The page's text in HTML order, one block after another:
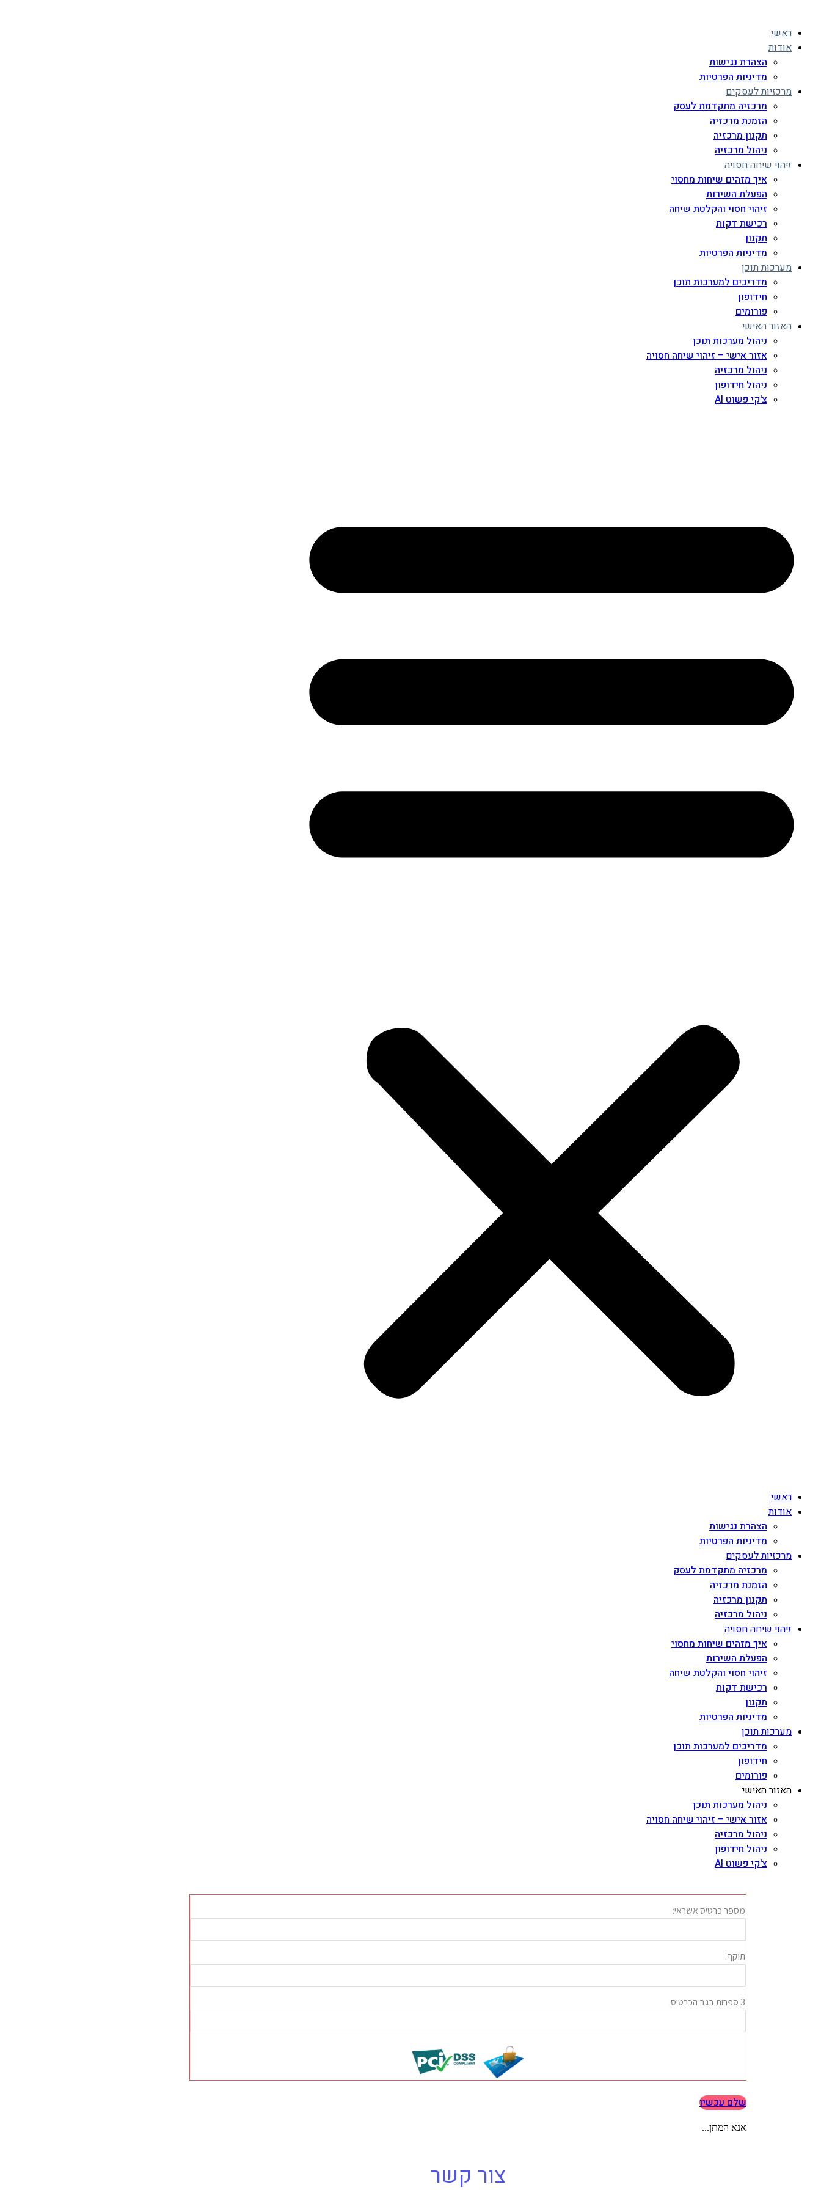
ראשי
אודות
הצהרת נגישות
מדיניות הפרטיות
מרכזיות לעסקים
מרכזיה מתקדמת לעסק
הזמנת מרכזיה
תקנון מרכזיה
ניהול מרכזיה
זיהוי שיחה חסויה
איך מזהים שיחות מחסוי
הפעלת השירות
זיהוי חסוי והקלטת שיחה
רכישת דקות
תקנון
מדיניות הפרטיות
מערכות תוכן
מדריכים למערכות תוכן
חידופון
פורומים
האזור האישי
ניהול מערכות תוכן
אזור אישי – זיהוי שיחה חסויה
ניהול מרכזיה
ניהול חידופון
צ'קי פשוט AI
ראשי
אודות
הצהרת נגישות
מדיניות הפרטיות
מרכזיות לעסקים
מרכזיה מתקדמת לעסק
הזמנת מרכזיה
תקנון מרכזיה
ניהול מרכזיה
זיהוי שיחה חסויה
איך מזהים שיחות מחסוי
הפעלת השירות
זיהוי חסוי והקלטת שיחה
רכישת דקות
תקנון
מדיניות הפרטיות
מערכות תוכן
מדריכים למערכות תוכן
חידופון
פורומים
האזור האישי
ניהול מערכות תוכן
אזור אישי – זיהוי שיחה חסויה
ניהול מרכזיה
ניהול חידופון
צ'קי פשוט AI
שלם עכשיו
אנא המתן...
צור קשר